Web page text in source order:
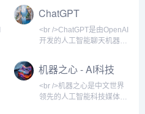
25%。这意味着，曾经被视为
“天价”的Micro LED电视，零售
价有望在2025年降至
ChatGPT
<br />ChatGPT是由OpenAI
开发的人工智能聊天机器
型构建。它能够以自然语言
方式与用户进行对话，回答
各类问题，辅助写作、编
程、学习、创意生成等任
机器之心 - AI科技
媒体
<br />机器之心是中文世界
领先的人工智能科技媒体，